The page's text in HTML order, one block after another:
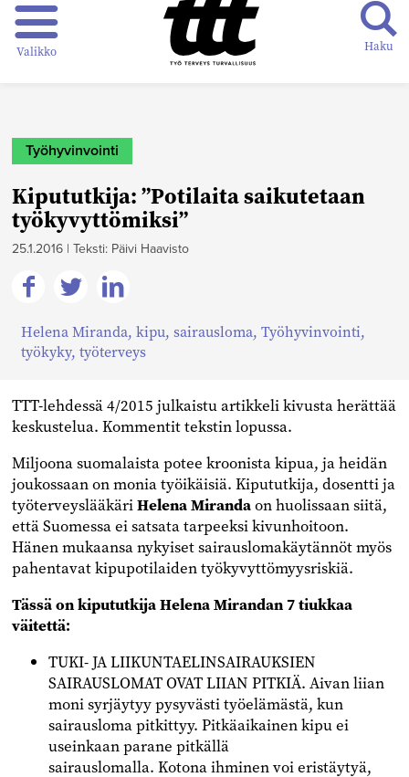
Valikko Haku
Työhyvinvointi
Kipututkija: ”Potilaita saikutetaan
työkyvyttömiksi”
25.1.2016 | Teksti: Päivi Haavisto
Jaa
Facebookissa
Jaa
Twitterissä
Jaa
Linkedinissä
Helena Miranda, kipu, sairausloma, Työhyvinvointi,
työkyky, työterveys
TTT-lehdessä 4/2015 julkaistu artikkeli kivusta herättää
keskustelua. Kommentit tekstin lopussa.
Miljoona suomalaista potee kroonista kipua, ja heidän
joukossaan on monia työikäisiä. Kipututkija, dosentti ja
työterveyslääkäriHelena Mirandaon huolissaan siitä,
että Suomessa ei satsata tarpeeksi kivunhoitoon.
Hänen mukaansa nykyiset sairauslomakäytännöt myös
pahentavat kipupotilaiden työkyvyttömyysriskiä.
Tässä on kipututkija Helena Mirandan 7 tiukkaa
väitettä:
TUKI- JA LIIKUNTAELINSAIRAUKSIEN
SAIRAUSLOMAT OVAT LIIAN PITKIÄ. Aivan liian
moni syrjäytyy pysyvästi työelämästä, kun
sairausloma pitkittyy. Pitkäaikainen kipu ei
useinkaan parane pitkällä
sairauslomalla. Kotona ihminen voi eristäytyä,